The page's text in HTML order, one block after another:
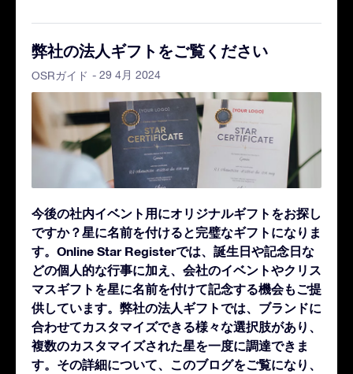
弊社の法人ギフトをご覧ください
OSRガイド - 29 4月 2024
今後の社内イベント用にオリジナルギフトをお探し
ですか？星に名前を付けると完璧なギフトになりま
す。Online Star Registerでは、誕生日や記念日な
どの個人的な行事に加え、会社のイベントやクリス
マスギフトを星に名前を付けて記念する機会もご提
供しています。弊社の法人ギフトでは、ブランドに
合わせてカスタマイズできる様々な選択肢があり、
複数のカスタマイズされた星を一度に調達できま
す。その詳細について、このブログをご覧になり、